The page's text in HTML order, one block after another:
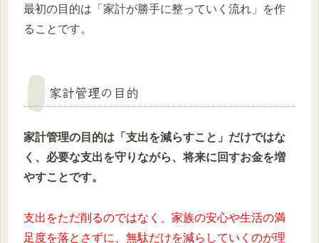
最初の目的は「家計が勝手に整っていく流れ」を作
ることです。
家計管理の目的
家計管理の目的は「支出を減らすこと」だけではな
く、必要な支出を守りながら、将来に回すお金を増
やすことです。
支出をただ削るのではなく、家族の安心や生活の満
足度を落とさずに、無駄だけを減らしていくのが理